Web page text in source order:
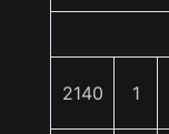
2140 1